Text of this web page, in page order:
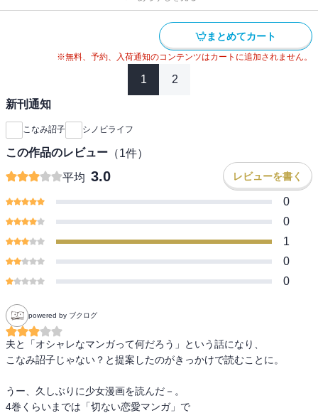
まとめてカート
※無料、予約、入荷通知のコンテンツはカートに追加されません。
1 2
新刊通知
こなみ詔子 シノビライフ
この作品のレビュー （1件）
平均 3.0 レビューを書く
0
0
1
0
0
powered by ブクログ
夫と「オシャレなマンガって何だろう」という話になり、
こなみ詔子じゃない？と提案したのがきっかけで読むことに。
うー、久しぶりに少女漫画を読んだ－。
4巻くらいまでは「切ない恋愛マンガ」で